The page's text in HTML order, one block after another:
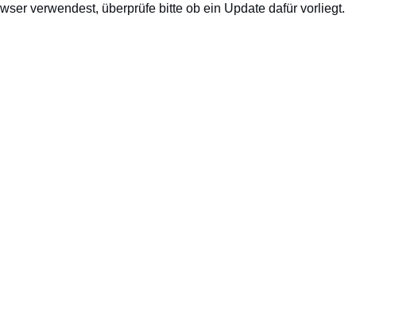
verwendest, überprüfe bitte ob ein Update dafür vorliegt.